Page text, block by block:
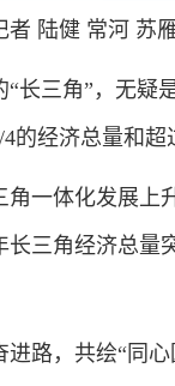
陆健 常河 苏雁
三角”，无疑是
4的经济总量和
体化发展上升
长三角经济总量
，共绘“同心